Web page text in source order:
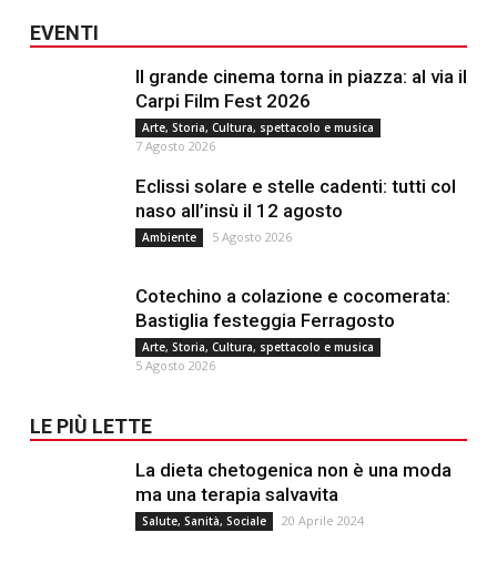
EVENTI
Il grande cinema torna in piazza: al via il
Carpi Film Fest 2026
Arte, Storia, Cultura, spettacolo e musica
7 Agosto 2026
Eclissi solare e stelle cadenti: tutti col
naso all’insù il 12 agosto
Ambiente 5 Agosto 2026
Cotechino a colazione e cocomerata:
Bastiglia festeggia Ferragosto
Arte, Storia, Cultura, spettacolo e musica
5 Agosto 2026
LE PIÙ LETTE
La dieta chetogenica non è una moda
ma una terapia salvavita
Salute, Sanità, Sociale 20 Aprile 2024